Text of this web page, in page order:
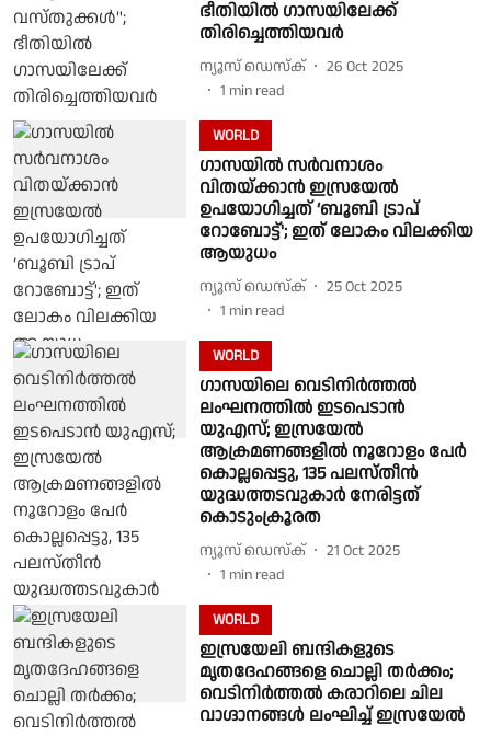
ഭീതിയില്‍ ഗാസയിലേക്ക്
തിരിച്ചെത്തിയവര്‍
ന്യൂസ് ഡെസ്ക്
26 Oct 2025
1 min read
WORLD
ഗാസയിൽ സർവനാശം
വിതയ്ക്കാൻ ഇസ്രയേൽ
ഉപയോഗിച്ചത് ‘ബൂബി ട്രാപ്
റോബോട്ട്'; ഇത് ലോകം വിലക്കിയ
ആയുധം
ന്യൂസ് ഡെസ്ക്
25 Oct 2025
1 min read
WORLD
ഗാസയിലെ വെടിനിർത്തൽ
ലംഘനത്തിൽ ഇടപെടാൻ
യുഎസ്; ഇസ്രയേൽ
ആക്രമണങ്ങളിൽ നൂറോളം പേർ
കൊല്ലപ്പെട്ടു, 135 പലസ്തീൻ
യുദ്ധത്തടവുകാർ നേരിട്ടത്
കൊടുംക്രൂരത
ന്യൂസ് ഡെസ്ക്
21 Oct 2025
1 min read
WORLD
ഇസ്രയേലി ബന്ദികളുടെ
മൃതദേഹങ്ങളെ ചൊല്ലി തർക്കം;
വെടിനിർത്തൽ കരാറിലെ ചില
വാഗ്ദാനങ്ങൾ ലംഘിച്ച് ഇസ്രയേൽ